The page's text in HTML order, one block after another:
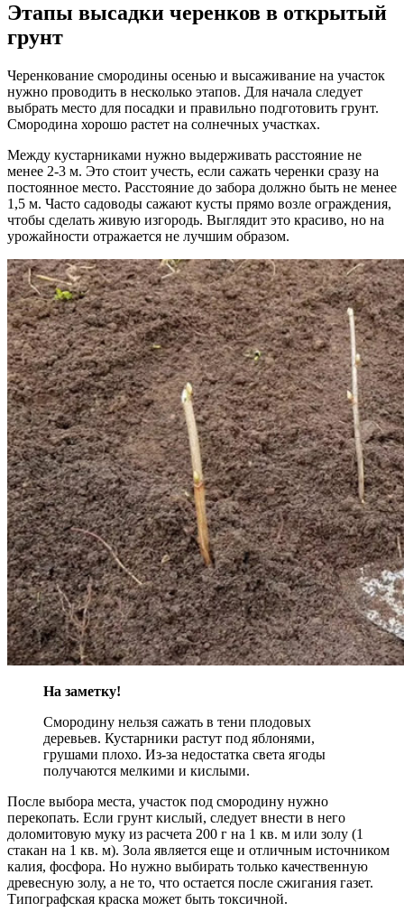
Этапы высадки черенков в открытый
грунт
Черенкование смородины осенью и высаживание на участок
нужно проводить в несколько этапов. Для начала следует
выбрать место для посадки и правильно подготовить грунт.
Смородина хорошо растет на солнечных участках.
Между кустарниками нужно выдерживать расстояние не
менее 2-3 м. Это стоит учесть, если сажать черенки сразу на
постоянное место. Расстояние до забора должно быть не менее
1,5 м. Часто садоводы сажают кусты прямо возле ограждения,
чтобы сделать живую изгородь. Выглядит это красиво, но на
урожайности отражается не лучшим образом.
На заметку!
Смородину нельзя сажать в тени плодовых
деревьев. Кустарники растут под яблонями,
грушами плохо. Из-за недостатка света ягоды
получаются мелкими и кислыми.
После выбора места, участок под смородину нужно
перекопать. Если грунт кислый, следует внести в него
доломитовую муку из расчета 200 г на 1 кв. м или золу (1
стакан на 1 кв. м). Зола является еще и отличным источником
калия, фосфора. Но нужно выбирать только качественную
древесную золу, а не то, что остается после сжигания газет.
Типографская краска может быть токсичной.